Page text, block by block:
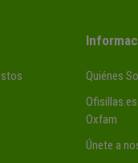
Quiénes
Oxfam
Únete a